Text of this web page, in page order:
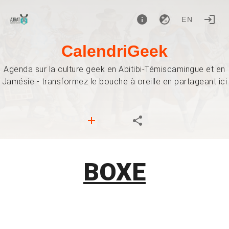
EN
CalendriGeek
Agenda sur la culture geek en Abitibi-Témiscamingue et en
Jamésie - transformez le bouche à oreille en partageant ici
BOXE